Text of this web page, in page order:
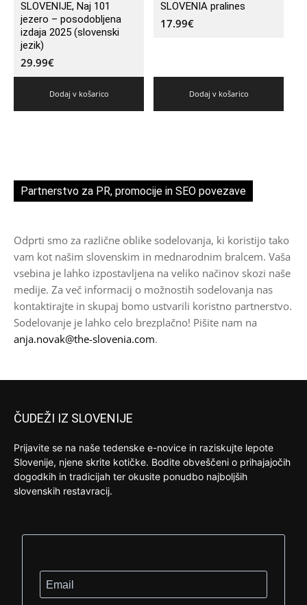
SLOVENIJE, Naj 101
jezero – posodobljena
izdaja 2025 (slovenski
jezik)
29.99€
Dodaj v košarico
SLOVENIA pralines
17.99€
Dodaj v košarico
Partnerstvo za PR, promocije in SEO povezave
Odprti smo za različne oblike sodelovanja, ki koristijo tako
vam kot našim slovenskim in mednarodnim bralcem. Vaša
vsebina je lahko izpostavljena na veliko načinov skozi naše
medije. Za več informacij o možnostih sodelovanja nas
kontaktirajte in skupaj bomo ustvarili koristno partnerstvo.
Sodelovanje je lahko celo brezplačno! Pišite nam na
anja.novak@the-slovenia.com.
ČUDEŽI IZ SLOVENIJE
Prijavite se na naše tedenske e-novice in raziskujte lepote
Slovenije, njene skrite kotičke. Bodite obveščeni o prihajajočih
dogodkih in tradicijah ter okusite ponudbo najboljših
slovenskih restavracij.